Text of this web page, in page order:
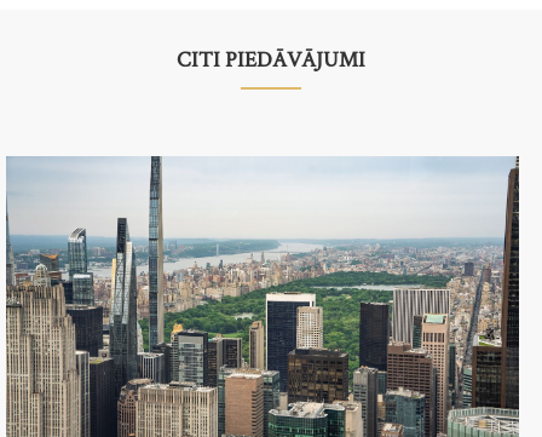
CITI PIEDĀVĀJUMI